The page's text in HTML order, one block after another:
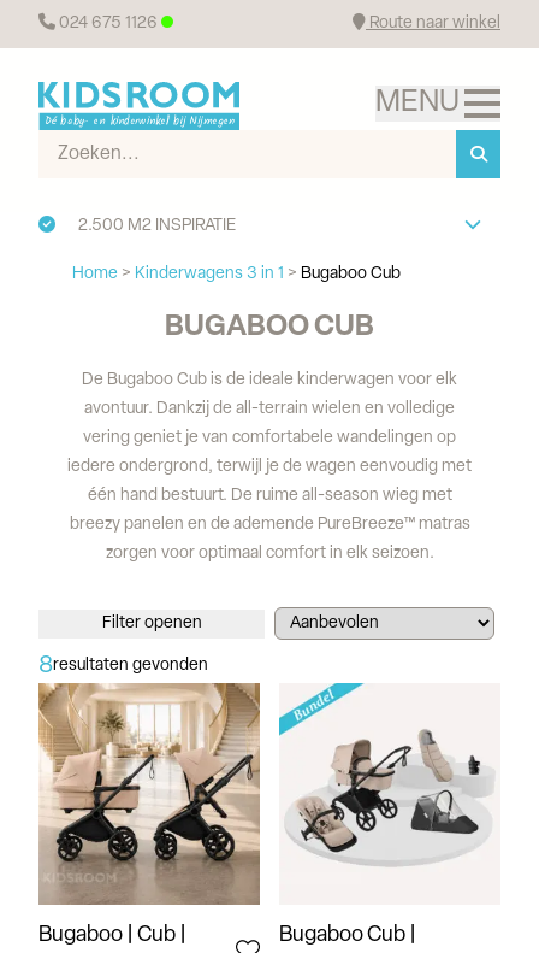
024 675 1126 Route naar winkel
2.500 M2 INSPIRATIE
Home > Kinderwagens 3 in 1 > Bugaboo Cub
BUGABOO CUB
De Bugaboo Cub is de ideale kinderwagen voor elk
avontuur. Dankzij de all-terrain wielen en volledige
vering geniet je van comfortabele wandelingen op
iedere ondergrond, terwijl je de wagen eenvoudig met
één hand bestuurt. De ruime all-season wieg met
breezy panelen en de ademende PureBreeze™ matras
zorgen voor optimaal comfort in elk seizoen.
8resultaten gevonden
Filter openen
Bugaboo | Cub |
Bugaboo Cub |